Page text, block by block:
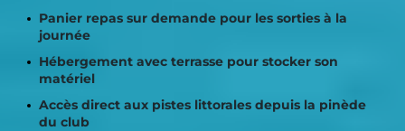
Panier repas sur demande pour les sorties à la
journée
Hébergement avec terrasse pour stocker son
matériel
Accès direct aux pistes littorales depuis la pinède
du club